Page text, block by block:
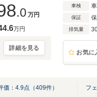
.0 万円
万円
詳細を見る
車検
保証
排気量
お気に
価： 4.9点（409件） フ